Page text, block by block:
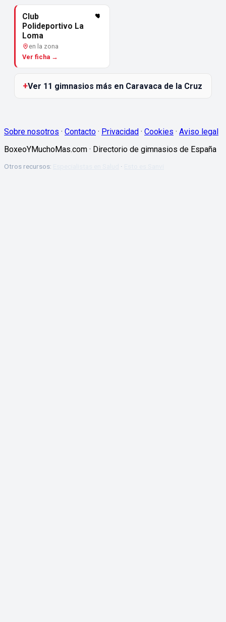
Club
Polideportivo La
Loma
en la zona
Ver ficha →
Ver 11 gimnasios más en Caravaca de la Cruz
Sobre nosotros · Contacto · Privacidad · Cookies · Aviso legal
BoxeoYMuchoMas.com · Directorio de gimnasios de España
Otros recursos: ·